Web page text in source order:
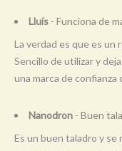
Lluís - Funciona de
La verdad es que es un
Sencillo de utilizar y
una marca de confianza
Nanodron - Buen
Es un buen taladro y se